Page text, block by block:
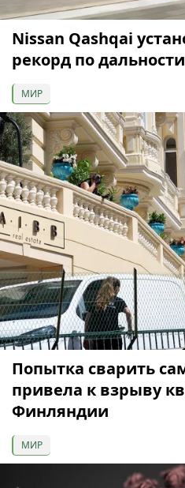
Nissan Qashqai
рекорд по
МИР
Попытка сварить
привела к взрыву
Финляндии
МИР